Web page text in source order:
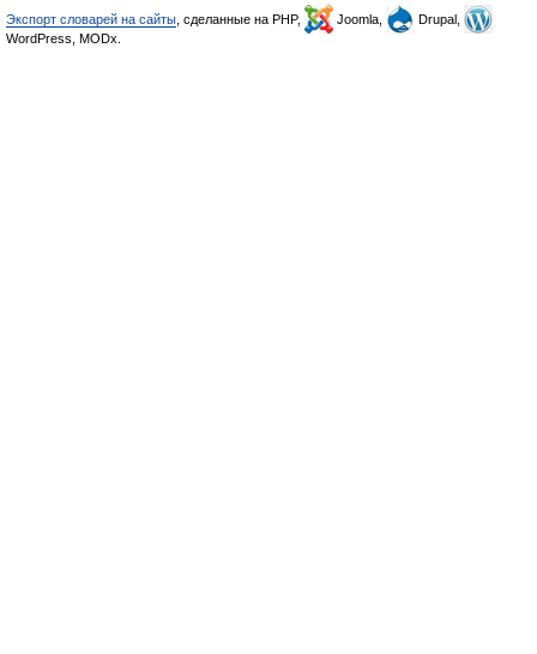
Экспорт словарей на сайты , сделанные на PHP, Joomla,
Drupal,
WordPress, MODx.